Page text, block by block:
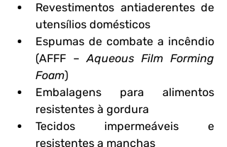
Revestimentos antiaderentes de
utensílios domésticos
Espumas de combate a incêndio
(AFFF – Aqueous Film Forming
Foam)
Embalagens para alimentos
resistentes à gordura
Tecidos impermeáveis e
resistentes a manchas